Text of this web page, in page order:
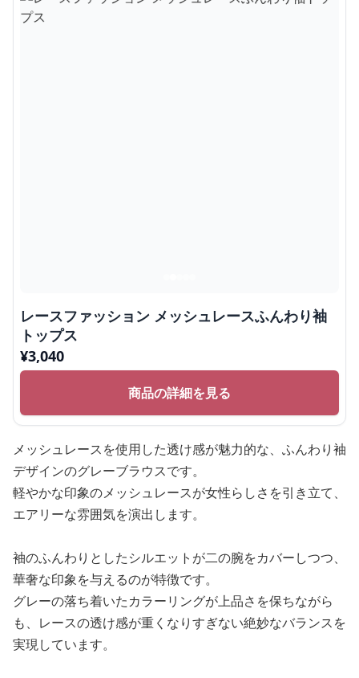
レースファッション メッシュレースふんわり袖
トップス
¥3,040
商品の詳細を見る
メッシュレースを使用した透け感が魅力的な、ふんわり袖
デザインのグレーブラウスです。
軽やかな印象のメッシュレースが女性らしさを引き立て、
エアリーな雰囲気を演出します。
袖のふんわりとしたシルエットが二の腕をカバーしつつ、
華奢な印象を与えるのが特徴です。
グレーの落ち着いたカラーリングが上品さを保ちながら
も、レースの透け感が重くなりすぎない絶妙なバランスを
実現しています。